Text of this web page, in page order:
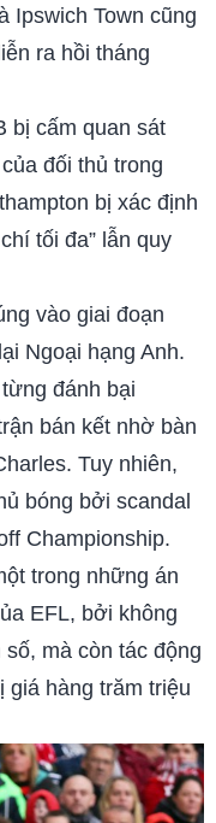
Ipswich Town cũng
ra hồi tháng
bị cấm quan sát
đối thủ trong
bị xác định
tối đa” lẫn quy
vào giai đoạn
Ngoại hạng Anh.
đánh bại
bán kết nhờ bàn
Tuy nhiên,
bóng bởi scandal
Championship.
trong những án
EFL, bởi không
mà còn tác động
hàng trăm triệu